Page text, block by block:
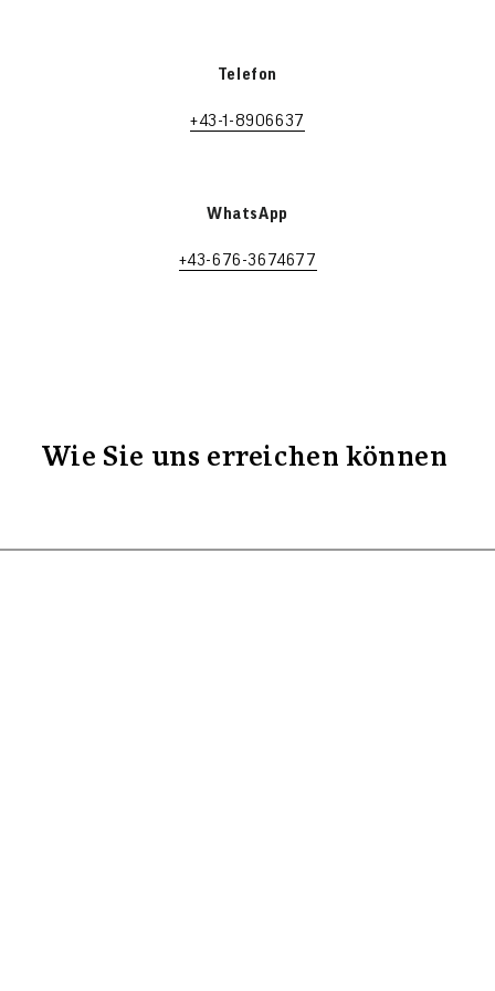
Telefon
+43-1-8906637
WhatsApp
+43-676-3674677
Wie Sie uns erreichen können